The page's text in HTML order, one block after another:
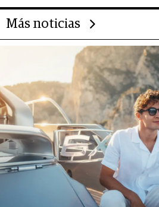
Más noticias